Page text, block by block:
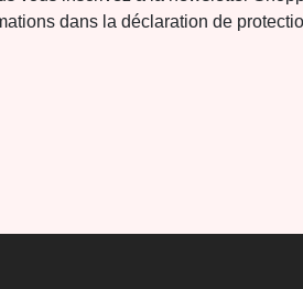
dans la déclaration de